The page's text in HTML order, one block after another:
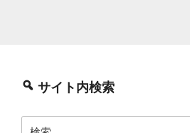
サイト内検索